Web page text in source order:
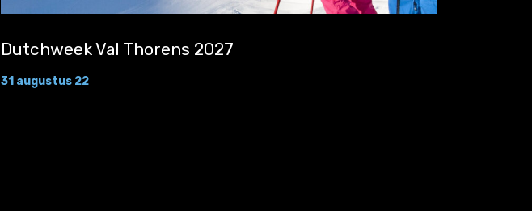
Dutchweek Val Thorens 2027
31 augustus 22